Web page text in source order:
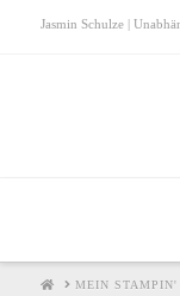
Jasmin Schulze |
HOMEMEIN STAMPIN'